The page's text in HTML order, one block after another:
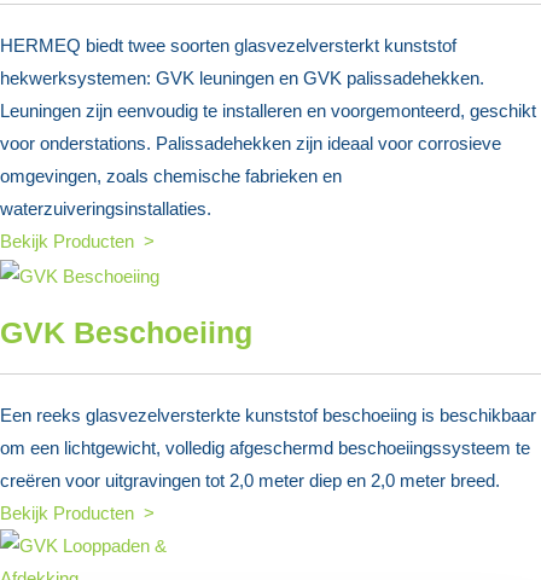
HERMEQ biedt twee soorten glasvezelversterkt kunststof
hekwerksystemen: GVK leuningen en GVK palissadehekken.
Leuningen zijn eenvoudig te installeren en voorgemonteerd, geschikt
voor onderstations. Palissadehekken zijn ideaal voor corrosieve
omgevingen, zoals chemische fabrieken en
waterzuiveringsinstallaties.
Bekijk Producten >
GVK Beschoeiing
Een reeks glasvezelversterkte kunststof beschoeiing is beschikbaar
om een lichtgewicht, volledig afgeschermd beschoeiingssysteem te
creëren voor uitgravingen tot 2,0 meter diep en 2,0 meter breed.
Bekijk Producten >